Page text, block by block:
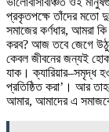
প্রকৃতপক্ষে তাঁদের মতো
সমাজের কর্ণধার, আমরা
করব? আজ তবে জেগে উঠুন
কেবল জীবনের জন্যই হোক
যাক। ক্যারিয়ার–সমৃদ্ধ
প্রতিষ্ঠিত করা’। আর
আমার, আমাদের এ